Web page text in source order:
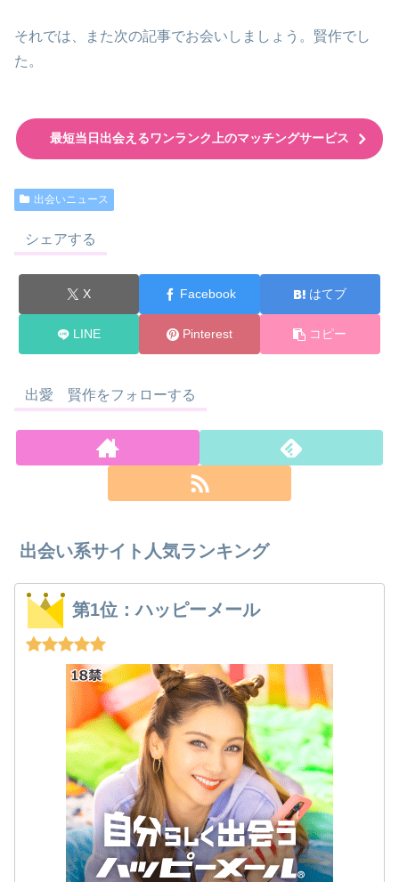
それでは、また次の記事でお会いしましょう。賢作でし
た。
最短当日出会えるワンランク上のマッチングサービス
出会いニュース
シェアする
X Facebook はてブ
LINE Pinterest コピー
出愛 賢作をフォローする
出会い系サイト人気ランキング
第1位：ハッピーメール